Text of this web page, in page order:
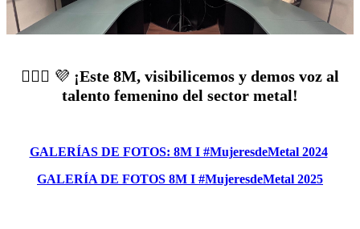
👷‍♀️⚙️ 💜 ¡Este 8M, visibilicemos y demos voz al
talento femenino del sector metal!
GALERÍAS DE FOTOS: 8M I #MujeresdeMetal 2024
GALERÍA DE FOTOS 8M I #MujeresdeMetal 2025